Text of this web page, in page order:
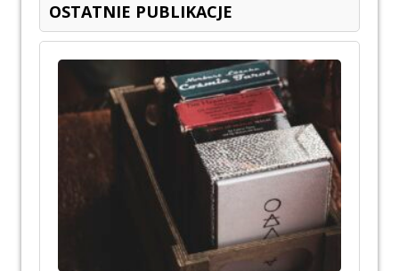
OSTATNIE PUBLIKACJE